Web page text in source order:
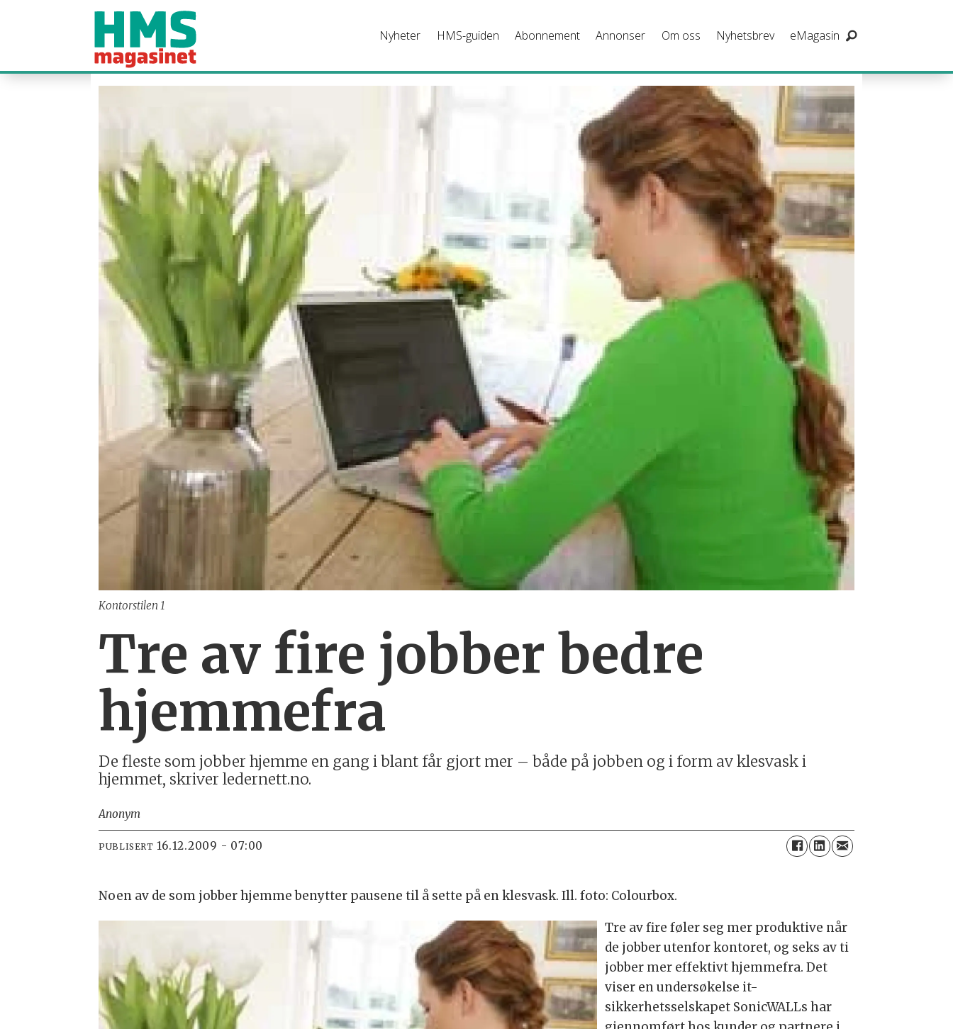
Nyheter HMS-guiden Abonnement Annonser Om oss Nyhetsbrev eMagasin
Kontorstilen 1
Tre av fire jobber bedre
hjemmefra
De fleste som jobber hjemme en gang i blant får gjort mer – både på jobben og i form av klesvask i
hjemmet, skriver ledernett.no.
Anonym
PUBLISERT 16.12.2009 - 07:00
Noen av de som jobber hjemme benytter pausene til å sette på en klesvask. Ill. foto: Colourbox.
Tre av fire føler seg mer produktive når
de jobber utenfor kontoret, og seks av ti
jobber mer effektivt hjemmefra. Det
viser en undersøkelse it-
sikkerhetsselskapet SonicWALLs har